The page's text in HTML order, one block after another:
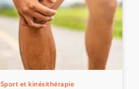
Sport et kinésithérapie